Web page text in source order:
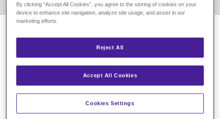
By clicking “Accept All Cookies”, you agree to the storing of cookies on your
device to enhance site navigation, analyze site usage, and assist in our
marketing efforts.
Reject All
Accept All Cookies
Cookies Settings